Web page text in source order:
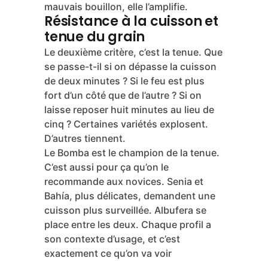
mauvais bouillon, elle l’amplifie.
Résistance à la cuisson et
tenue du grain
Le deuxième critère, c’est la tenue. Que
se passe-t-il si on dépasse la cuisson
de deux minutes ? Si le feu est plus
fort d’un côté que de l’autre ? Si on
laisse reposer huit minutes au lieu de
cinq ? Certaines variétés explosent.
D’autres tiennent.
Le Bomba est le champion de la tenue.
C’est aussi pour ça qu’on le
recommande aux novices. Senia et
Bahía, plus délicates, demandent une
cuisson plus surveillée. Albufera se
place entre les deux. Chaque profil a
son contexte d’usage, et c’est
exactement ce qu’on va voir